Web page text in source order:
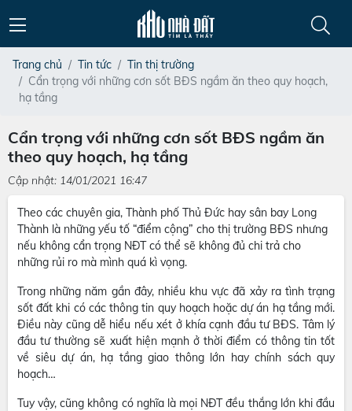
Trang chủ Tin tức
Tin thị trường
Cẩn trọng với những cơn sốt BĐS ngầm ăn theo quy hoạch,
hạ tầng
Cẩn trọng với những cơn sốt BĐS ngầm ăn
theo quy hoạch, hạ tầng
Cập nhật: 14/01/2021 16:47
Theo các chuyên gia, Thành phố Thủ Đức hay sân bay Long
Thành là những yếu tố “điểm cộng” cho thị trường BĐS nhưng
nếu không cẩn trọng NĐT có thể sẽ không đủ chi trả cho
những rủi ro mà mình quá kì vọng.
Trong những năm gần đây, nhiều khu vực đã xảy ra tình trạng
sốt đất khi có các thông tin quy hoạch hoặc dự án hạ tầng mới.
Điều này cũng dễ hiểu nếu xét ở khía cạnh đầu tư BĐS. Tâm lý
đầu tư thường sẽ xuất hiện mạnh ở thời điểm có thông tin tốt
về siêu dự án, hạ tầng giao thông lớn hay chính sách quy
hoạch…
Tuy vậy, cũng không có nghĩa là mọi NĐT đều thắng lớn khi đầu